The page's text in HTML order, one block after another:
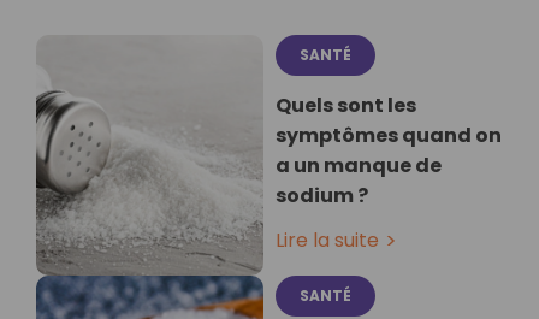
SANTÉ
Quels sont les
symptômes quand on
a un manque de
sodium ?
Lire la suite
SANTÉ